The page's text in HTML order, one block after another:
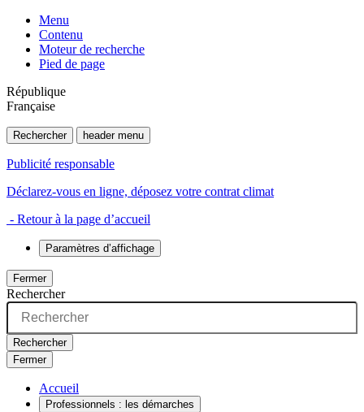
Menu
Contenu
Moteur de recherche
Pied de page
République
Française
Rechercher header menu
Publicité responsable
Déclarez-vous en ligne, déposez votre contrat climat
- Retour à la page d’accueil
Paramètres d’affichage
Fermer
Rechercher
Rechercher
Fermer
Accueil
Professionnels : les démarches